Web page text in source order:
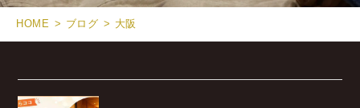
HOME ブログ 大阪